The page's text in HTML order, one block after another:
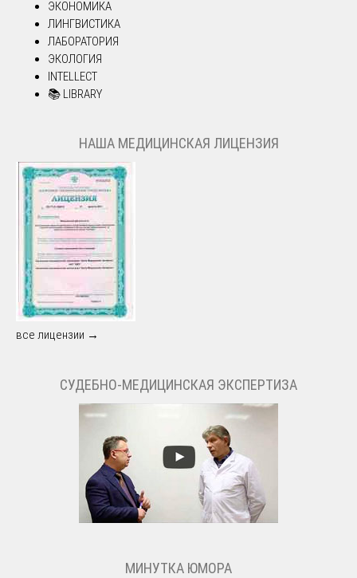
ЭКОНОМИКА
ЛИНГВИСТИКА
ЛАБОРАТОРИЯ
ЭКОЛОГИЯ
INTELLECT
📚 LIBRARY
НАША МЕДИЦИНСКАЯ ЛИЦЕНЗИЯ
все лицензии →
СУДЕБНО-МЕДИЦИНСКАЯ ЭКСПЕРТИЗА
МИНУТКА ЮМОРА